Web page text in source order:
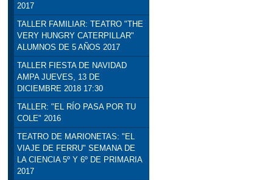
2017
TALLER FAMILIAR: TEATRO "THE
VERY HUNGRY CATERPILLAR"
ALUMNOS DE 5 AÑOS 2017
TALLER FIESTA DE NAVIDAD
AMPA JUEVES, 13 DE
DICIEMBRE 2018 17:30
TALLER: "EL RÍO PASA POR TU
COLE" 2016
TEATRO DE MARIONETAS: "EL
VIAJE DE FERRU" SEMANA DE
LA CIENCIA 5º Y 6º DE PRIMARIA
2017